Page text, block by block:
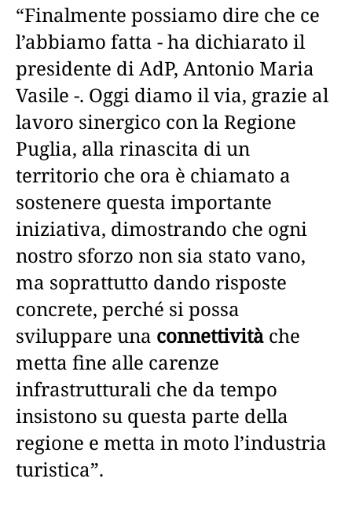
“Finalmente possiamo dire che ce
l’abbiamo fatta - ha dichiarato il
presidente di AdP, Antonio Maria
Vasile -. Oggi diamo il via, grazie al
lavoro sinergico con la Regione
Puglia, alla rinascita di un
territorio che ora è chiamato a
sostenere questa importante
iniziativa, dimostrando che ogni
nostro sforzo non sia stato vano,
ma soprattutto dando risposte
concrete, perché si possa
sviluppare una connettività che
metta fine alle carenze
infrastrutturali che da tempo
insistono su questa parte della
regione e metta in moto l’industria
turistica”.